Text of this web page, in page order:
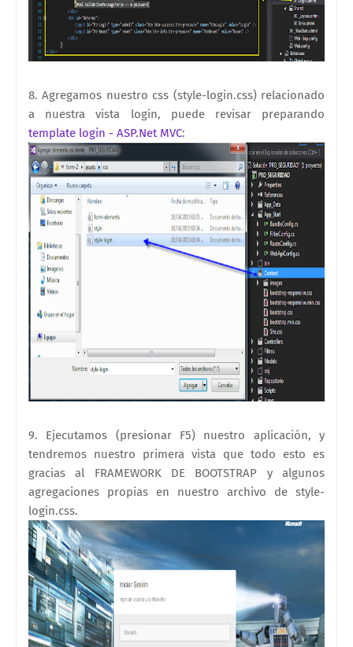
8. Agregamos nuestro css (style-login.css) relacionado
a nuestra vista login, puede revisar preparando
template login - ASP.Net MVC:
9. Ejecutamos (presionar F5) nuestro aplicación, y
tendremos nuestro primera vista que todo esto es
gracias al FRAMEWORK DE BOOTSTRAP y algunos
agregaciones propias en nuestro archivo de style-
login.css.